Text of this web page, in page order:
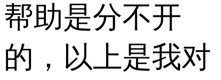
帮助是分不开
的，以上是我对